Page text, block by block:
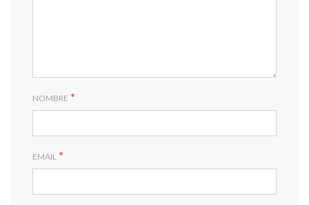
NOMBRE *
EMAIL *